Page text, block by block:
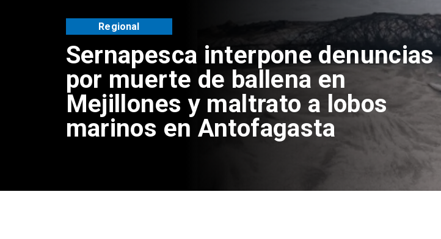
Sernapesca interpone denuncias
por muerte de ballena en
Mejillones y maltrato a lobos
marinos en Antofagasta
Regional